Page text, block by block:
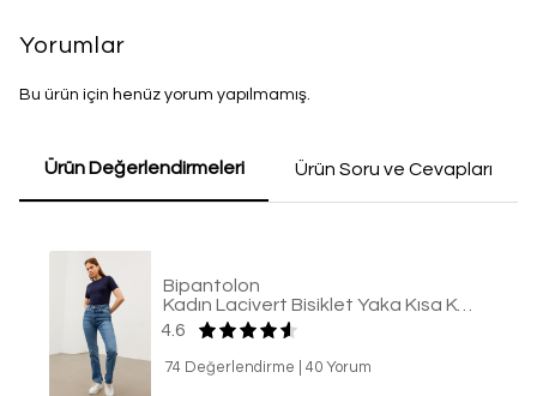
Yorumlar
Bu ürün için henüz yorum yapılmamış.
Ürün Değerlendirmeleri Ürün Soru ve Cevapları
Bipantolon
Kadın Lacivert Bisiklet Yaka Kısa Kol Bluz
4.6
74 Değerlendirme |40 Yorum